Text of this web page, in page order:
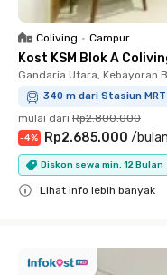
Coliving • Campur
Kost KSM Blok A
Gandaria Utara, Kebayoran
340 m dari Stasiun
mulai dari Rp2.800.000
-4% Rp2.685.000 /bulan
Diskon sewa min. 12 Bulan
Lihat info lebih banyak